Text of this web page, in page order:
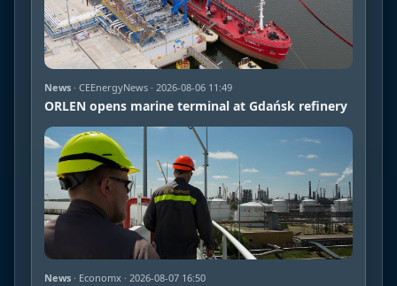
News · CEEnergyNews · 2026-08-06 11:49
ORLEN opens marine terminal at Gdańsk refinery
News · Economx · 2026-08-07 16:50